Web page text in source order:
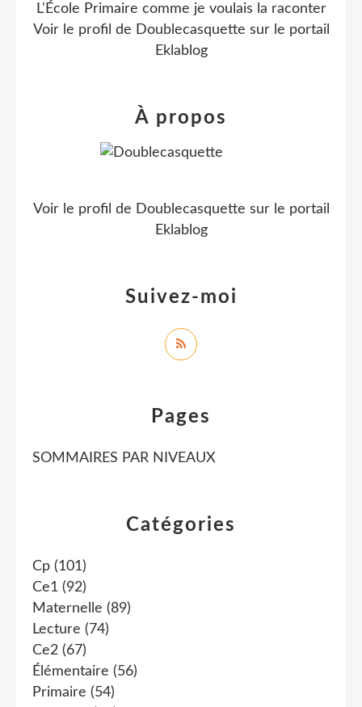
Catégories
Cp (101)
Ce1 (92)
Maternelle (89)
Lecture (74)
Ce2 (67)
Élémentaire (56)
Primaire (54)
Pages
SOMMAIRES PAR NIVEAUX
L'École Primaire comme je voulais la raconter
Voir le profil de Doublecasquette sur le portail
Eklablog
Suivez-moi
À propos
Voir le profil de Doublecasquette sur le portail
Eklablog